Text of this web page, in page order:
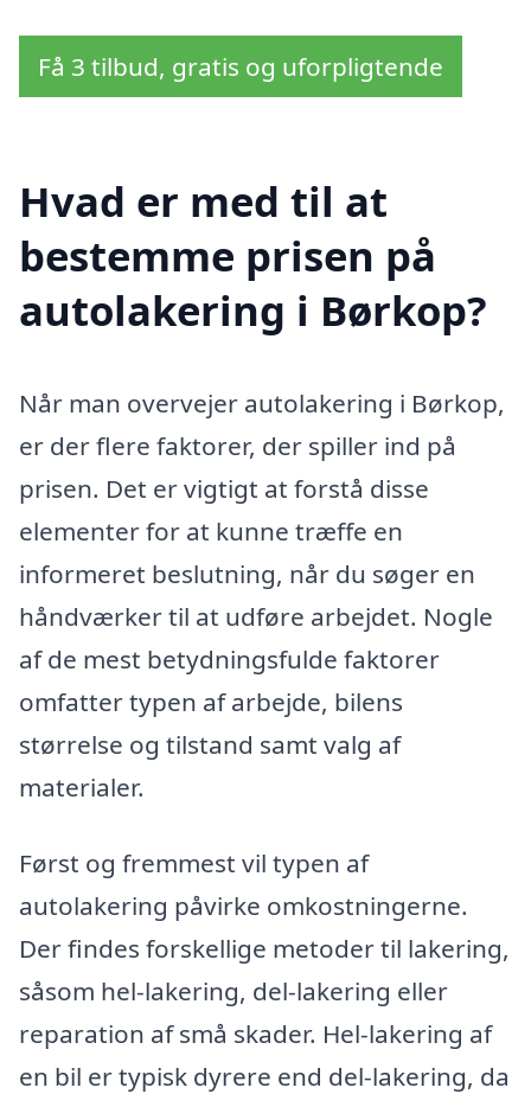
Få 3 tilbud, gratis og uforpligtende
Hvad er med til at
bestemme prisen på
autolakering i Børkop?
Når man overvejer autolakering i Børkop,
er der flere faktorer, der spiller ind på
prisen. Det er vigtigt at forstå disse
elementer for at kunne træffe en
informeret beslutning, når du søger en
håndværker til at udføre arbejdet. Nogle
af de mest betydningsfulde faktorer
omfatter typen af arbejde, bilens
størrelse og tilstand samt valg af
materialer.
Først og fremmest vil typen af
autolakering påvirke omkostningerne.
Der findes forskellige metoder til lakering,
såsom hel-lakering, del-lakering eller
reparation af små skader. Hel-lakering af
en bil er typisk dyrere end del-lakering, da